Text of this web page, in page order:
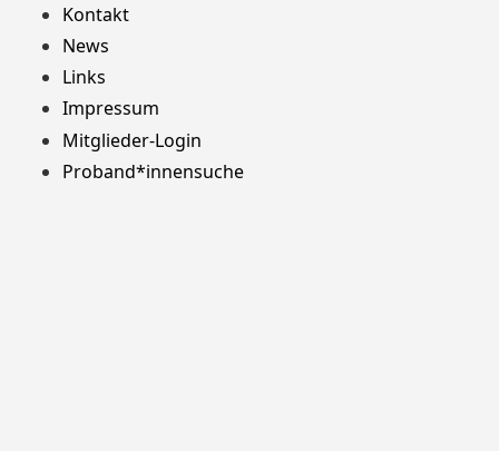
Kontakt
News
Links
Impressum
Mitglieder-Login
Proband*innensuche